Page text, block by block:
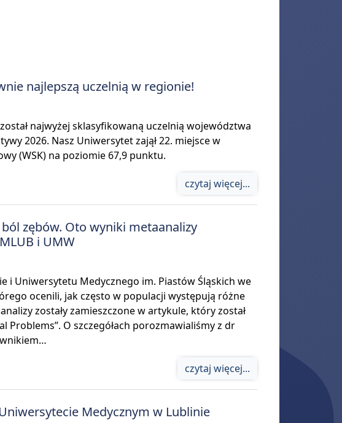
najlepszą uczelnią w regionie!
najwyżej sklasyfikowaną uczelnią województwa
2026. Nasz Uniwersytet zajął 22. miejsce w
(WSK) na poziomie 67,9 punktu.
czytaj więcej...
zębów. Oto wyniki metaanalizy
i UMW
i Uniwersytetu Medycznego im. Piastów Śląskich we
ocenili, jak często w populacji występują różne
zostały zamieszczone w artykule, który został
O szczegółach porozmawialiśmy z dr
czytaj więcej...
Medycznym w Lublinie